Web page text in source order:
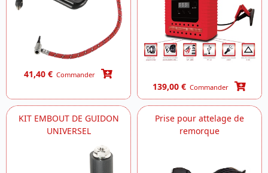
41,40 € Commander
139,00 € Commander
KIT EMBOUT DE GUIDON
UNIVERSEL
Prise pour attelage de
remorque